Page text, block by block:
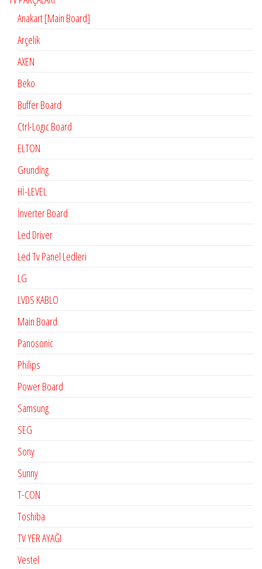
Anakart [Main Board]
Arçelik
AXEN
Beko
Buffer Board
Ctrl-Logıc Board
ELTON
Grunding
Hİ-LEVEL
İnverter Board
Led Driver
Led Tv Panel Ledleri
LG
LVDS KABLO
Main Board
Panosonic
Philips
Power Board
Samsung
SEG
Sony
Sunny
T-CON
Toshiba
TV YER AYAĞI
Vestel